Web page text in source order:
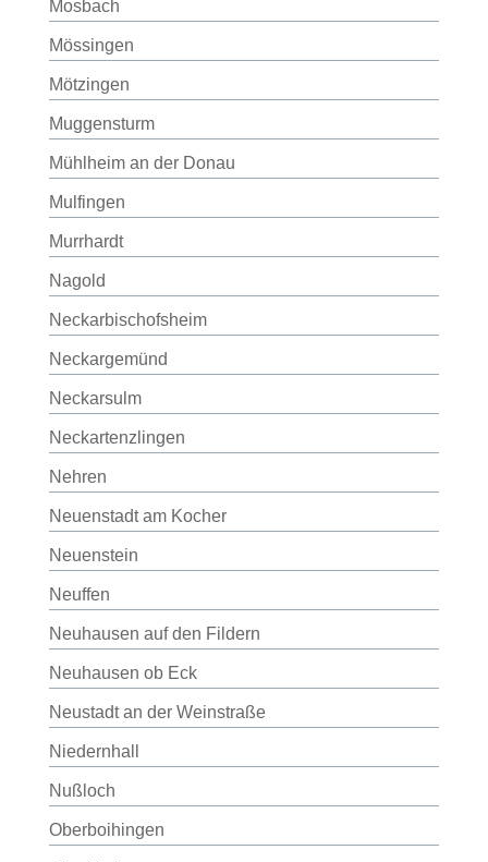
Mosbach
Mössingen
Mötzingen
Muggensturm
Mühlheim an der Donau
Mulfingen
Murrhardt
Nagold
Neckarbischofsheim
Neckargemünd
Neckarsulm
Neckartenzlingen
Nehren
Neuenstadt am Kocher
Neuenstein
Neuffen
Neuhausen auf den Fildern
Neuhausen ob Eck
Neustadt an der Weinstraße
Niedernhall
Nußloch
Oberboihingen